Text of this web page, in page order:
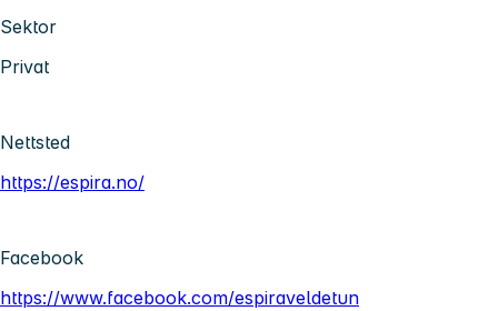
Sektor
Privat
Nettsted
https://espira.no/
Facebook
https://www.facebook.com/espiraveldetun